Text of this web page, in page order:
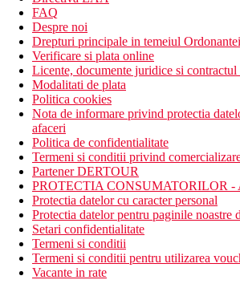
tenis de masa
Activitati sportive contra cost
biliard
activitati acvatice in zona
Restaurant
Restaurant a la carte la piscina ce
culinare cu specific international si
Camera pentru mic dejun
Bar
Categoria oficiala
3 stele
Site web
Sabina Hotel – Theologos, Rhodes,
Taxa turistica
FAQ
Despre noi
Drepturi principale in temeiul
Verificare si plata online
Licente, documente juridice si contractul
Modalitati de plata
Politica cookies
Nota de informare privind protectia
afaceri
Politica de confidentialitate
Termeni si conditii privind
Partener DERTOUR
PROTECTIA CONSUMATORILOR -
Protectia datelor cu caracter personal
Protectia datelor pentru paginile noastre
Setari confidentialitate
Termeni si conditii
Termeni si conditii pentru utilizarea
Vacante in rate